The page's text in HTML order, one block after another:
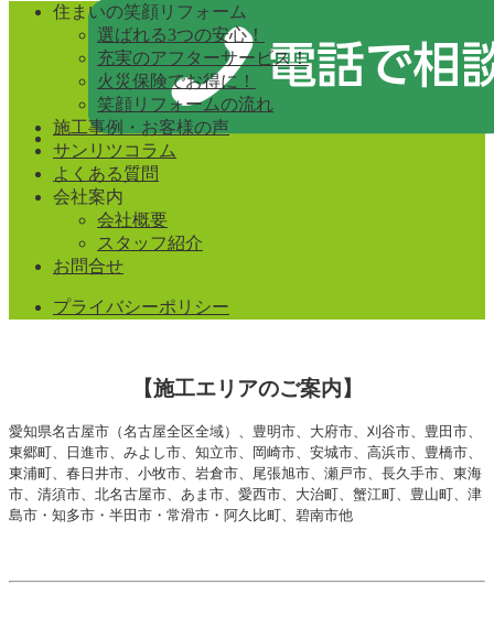
住まいの笑顔リフォーム
選ばれる3つの安心！
充実のアフターサービス！
火災保険でお得に！
笑顔リフォームの流れ
施工事例・お客様の声
サンリツコラム
よくある質問
会社案内
会社概要
スタッフ紹介
お問合せ
プライバシーポリシー
【施工エリアのご案内】
愛知県名古屋市（名古屋全区全域）、豊明市、大府市、刈谷市、豊田市、
東郷町、日進市、みよし市、知立市、岡崎市、安城市、高浜市、豊橋市、
東浦町、春日井市、小牧市、 岩倉市、尾張旭市、瀬戸市、長久手市、東海
市、清須市、北名古屋市、あま市、愛西市、大治町、蟹江町、豊山町、津
島市・知多市・半田市・常滑市・阿久比町、碧南市他